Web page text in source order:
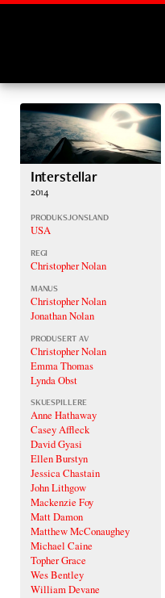
Interstellar
2014
PRODUKSJONSLAND
USA
REGI
Christopher Nolan
MANUS
Christopher Nolan
Jonathan Nolan
PRODUSERT AV
Christopher Nolan
Emma Thomas
Lynda Obst
SKUESPILLERE
Anne Hathaway
Casey Affleck
David Gyasi
Ellen Burstyn
Jessica Chastain
John Lithgow
Mackenzie Foy
Matt Damon
Matthew McConaughey
Michael Caine
Topher Grace
Wes Bentley
William Devane